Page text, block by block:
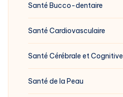
Santé Bucco-dentaire
Santé Cardiovasculaire
Santé Cérébrale et Cognitive
Santé de la Peau